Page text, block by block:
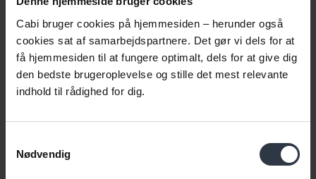
Cabi bruger cookies på hjemmesiden – herunder også
cookies sat af samarbejdspartnere. Det gør vi dels for at
få hjemmesiden til at fungere optimalt, dels for at give dig
den bedste brugeroplevelse og stille det mest relevante
indhold til rådighed for dig.
Nødvendig
Se mulighederne